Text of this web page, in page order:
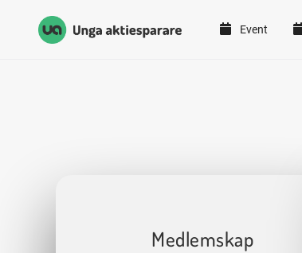
Unga Aktiesparare
Event
Medlemskap